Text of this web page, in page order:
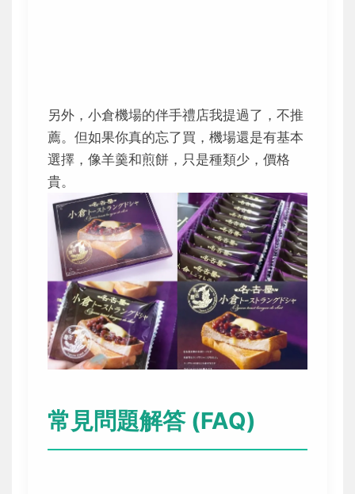
另外，小倉機場的伴手禮店我提過了，不推
薦。但如果你真的忘了買，機場還是有基本
選擇，像羊羹和煎餅，只是種類少，價格
貴。
常見問題解答 (FAQ)